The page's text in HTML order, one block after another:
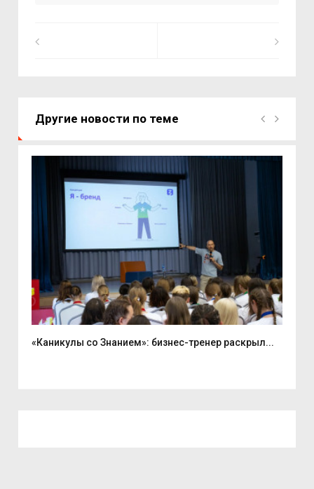
Другие новости по теме
«Каникулы со Знанием»: бизнес-тренер раскрыл...